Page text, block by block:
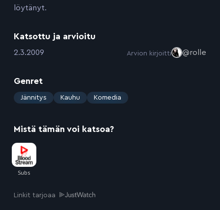
löytänyt.
Katsottu ja arvioitu
:2.3.2009 Arvion kirjoitti @rolle
Genret
: Jännitys Kauhu Komedia
Mistä tämän voi katsoa?
Linkit tarjoaa